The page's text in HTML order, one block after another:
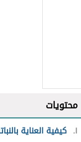
محتويات
١ كيفية العناية